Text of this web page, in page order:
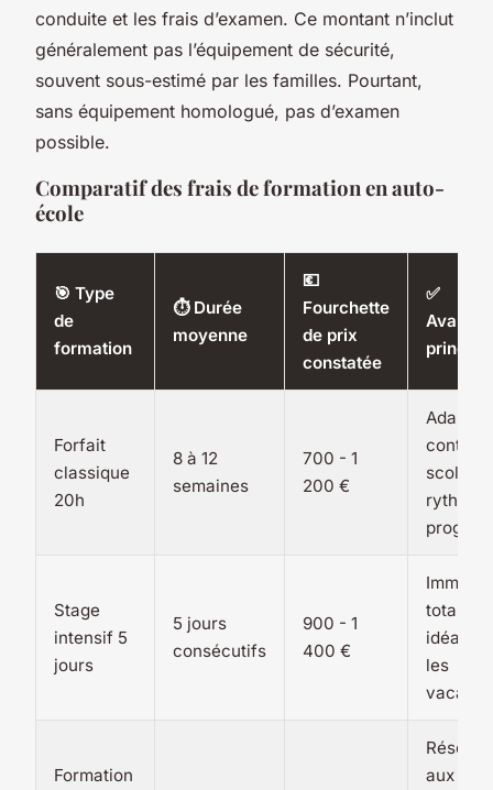
conduite et les frais d’examen. Ce montant n’inclut
généralement pas l’équipement de sécurité,
souvent sous-estimé par les familles. Pourtant,
sans équipement homologué, pas d’examen
possible.
Comparatif des frais de formation en auto-
école
🎯 Type
de
formation
⏱️ Durée
moyenne
💶
Fourchette
de prix
constatée
✅
Forfait
classique
20h
8 à 12
semaines
700 - 1
200 €
Adapté
rythme
Stage
intensif 5
jours
5 jours
consécutifs
900 - 1
400 €
totale,
idéal
les
Formation
Réservé
aux